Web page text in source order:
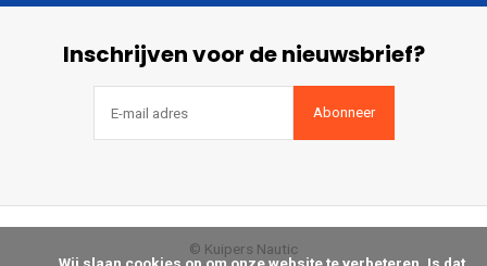
Inschrijven voor de nieuwsbrief?
Abonneer
© Kuipers Nautic